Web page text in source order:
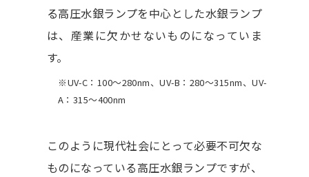
る高圧水銀ランプを中心とした水銀ランプ
は、産業に欠かせないものになっていま
す。
※UV-C：100～280nm、UV-B：280～315nm、UV-
A：315～400nm
このように現代社会にとって必要不可欠な
ものになっている高圧水銀ランプですが、